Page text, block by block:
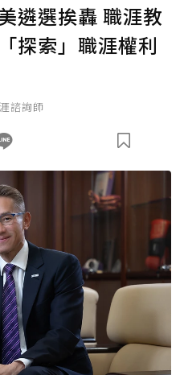
遴選挨轟 職涯教
探索」職涯權利
諮詢師